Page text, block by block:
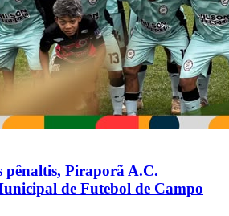
pênaltis, Piraporã A.C.
de Futebol de Campo